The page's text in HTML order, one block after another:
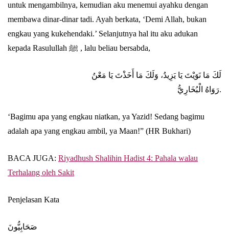
untuk mengambilnya, kemudian aku menemui ayahku dengan
membawa dinar-dinar tadi. Ayah berkata, ‘Demi Allah, bukan
engkau yang kukehendaki.’ Selanjutnya hal itu aku adukan
kepada Rasulullah ﷺ , lalu beliau bersabda,
لَكَ مَا نَوَيْتَ يَا يَزِيدُ، وَلَكَ مَا أَخَذْتَ يَا مَعْنُ
رَوَاهُ الْبُخَارِيُّ.
‘Bagimu apa yang engkau niatkan, ya Yazid! Sedang bagimu
adalah apa yang engkau ambil, ya Maan!” (HR Bukhari)
BACA JUGA: Riyadhush Shalihin Hadist 4: Pahala walau
Terhalang oleh Sakit
Penjelasan Kata
صَحَابِيُّونَ